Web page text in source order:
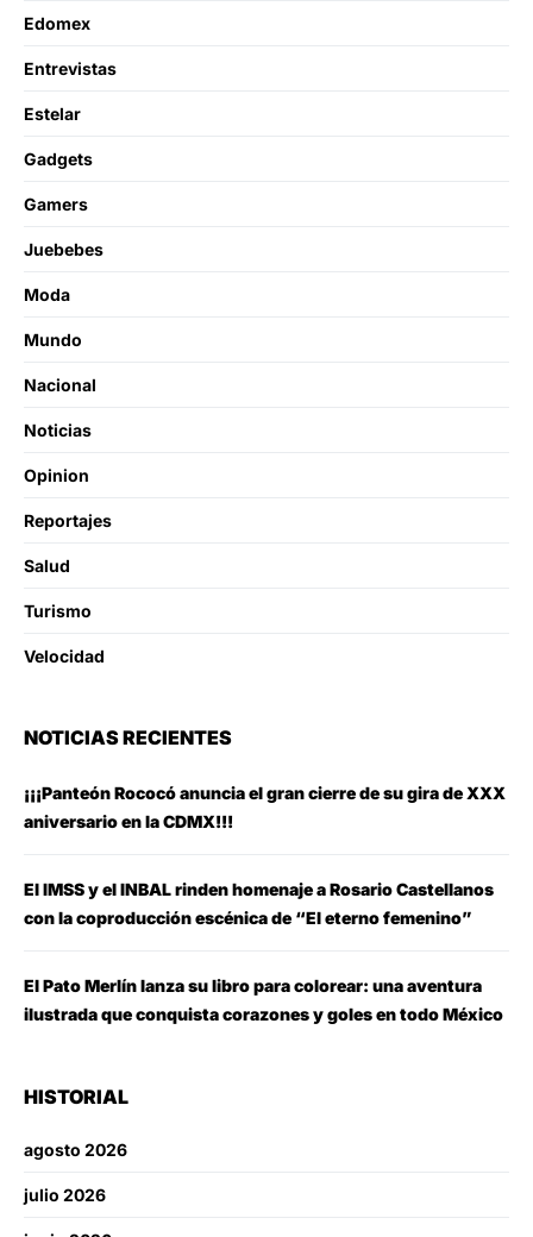
Edomex
Entrevistas
Estelar
Gadgets
Gamers
Juebebes
Moda
Mundo
Nacional
Noticias
Opinion
Reportajes
Salud
Turismo
Velocidad
NOTICIAS RECIENTES
¡¡¡Panteón Rococó anuncia el gran cierre de su gira de XXX
aniversario en la CDMX!!!
El IMSS y el INBAL rinden homenaje a Rosario Castellanos
con la coproducción escénica de “El eterno femenino”
El Pato Merlín lanza su libro para colorear: una aventura
ilustrada que conquista corazones y goles en todo México
HISTORIAL
agosto 2026
julio 2026